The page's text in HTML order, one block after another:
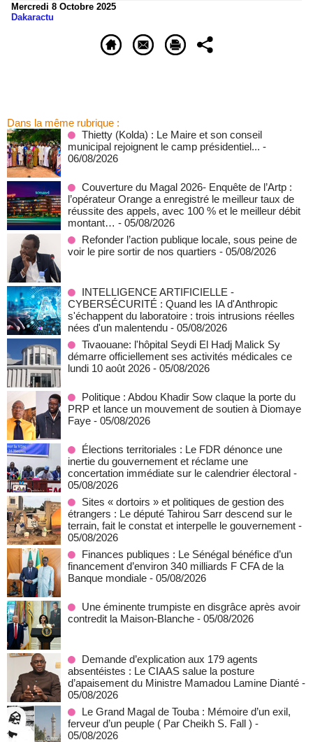
Mercredi 8 Octobre 2025
Dakaractu
Dans la même rubrique :
‎Thietty (Kolda) : Le Maire et son conseil
municipal rejoignent le camp présidentiel... -
06/08/2026
Couverture du Magal 2026- Enquête de l’Artp :
l’opérateur Orange a enregistré le meilleur taux de
réussite des appels, avec 100 % et le meilleur débit
montant… - 05/08/2026
Refonder l’action publique locale, sous peine de
voir le pire sortir de nos quartiers - 05/08/2026
INTELLIGENCE ARTIFICIELLE -
CYBERSÉCURITÉ : Quand les IA d'Anthropic
s'échappent du laboratoire : trois intrusions réelles
nées d'un malentendu - 05/08/2026
Tivaouane: l'hôpital Seydi El Hadj Malick Sy
démarre officiellement ses activités médicales ce
lundi 10 août 2026 - 05/08/2026
Politique : Abdou Khadir Sow claque la porte du
PRP et lance un mouvement de soutien à Diomaye
Faye - 05/08/2026
Élections territoriales : Le FDR dénonce une
inertie du gouvernement et réclame une
concertation immédiate sur le calendrier électoral -
05/08/2026
Sites « dortoirs » et politiques de gestion des
étrangers : Le député Tahirou Sarr descend sur le
terrain, fait le constat et interpelle le gouvernement -
05/08/2026
Finances publiques : Le Sénégal bénéfice d’un
financement d’environ 340 milliards F CFA de la
Banque mondiale - 05/08/2026
Une éminente trumpiste en disgrâce après avoir
contredit la Maison-Blanche - 05/08/2026
Demande d’explication aux 179 agents
absentéistes : Le CIAAS salue la posture
d’apaisement du Ministre Mamadou Lamine Dianté -
05/08/2026
Le Grand Magal de Touba : Mémoire d’un exil,
ferveur d’un peuple ( Par Cheikh S. Fall ) -
05/08/2026